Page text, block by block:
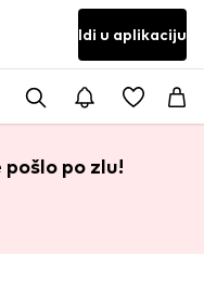
Idi u aplikaciju
pošlo po zlu!